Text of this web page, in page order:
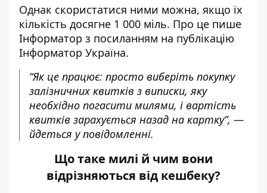
Однак скористатися ними можна, якщо їх
кількість досягне 1 000 міль. Про це пише
Інформатор з посиланням на публікацію
Інформатор Україна.
“Як це працює: просто виберіть покупку
залізничних квитків з виписки, яку
необхідно погасити милями, і вартість
квитків зарахується назад на картку”, —
йдеться у повідомленні.
Що таке милі й чим вони
відрізняються від кешбеку?